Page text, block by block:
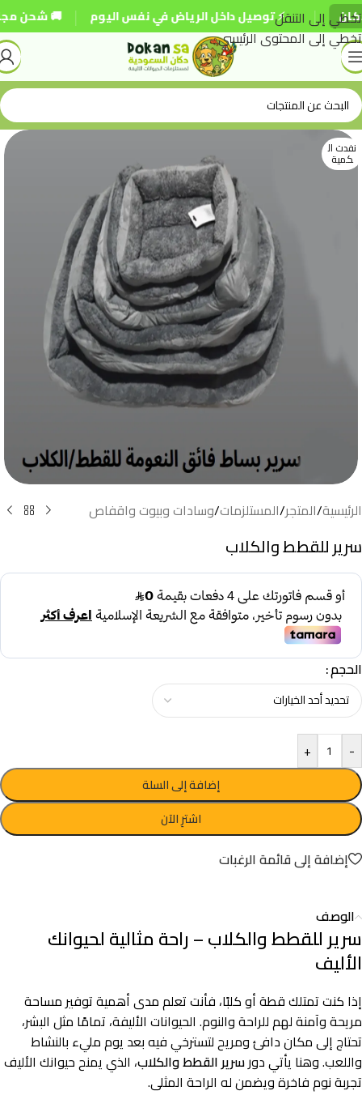
تخطي إلى التنقل
تخطي إلى المحتوى الرئيسي
⚡ توصيل داخل الرياض في نفس اليوم | 🚚 شحن مجاني |
نفدت ال
كمية
الرئيسية/المتجر/المستلزمات/وسادات وبيوت واقفاص
سرير للقطط والكلاب
الحجم
-
+
إضافة إلى السلة
اشترِ الآن
إضافة إلى قائمة الرغبات
الوصف
سرير للقطط والكلاب – راحة مثالية لحيوانك
الأليف
إذا كنت تمتلك قطة أو كلبًا، فأنت تعلم مدى أهمية توفير مساحة
مريحة وآمنة لهم للراحة والنوم. الحيوانات الأليفة، تمامًا مثل البشر،
تحتاج إلى مكان دافئ ومريح لتسترخي فيه بعد يوم مليء بالنشاط
واللعب. وهنا يأتي دورسرير القطط والكلاب، الذي يمنح حيوانك الأليف
تجربة نوم فاخرة ويضمن له الراحة المثلى.